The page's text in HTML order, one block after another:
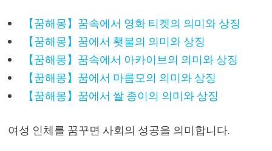
【꿈해몽】꿈속에서 영화 티켓의 의미와 상징
【꿈해몽】꿈에서 횃불의 의미와 상징
【꿈해몽】꿈속에서 아카이브의 의미와 상징
【꿈해몽】꿈에서 마름모의 의미와 상징
【꿈해몽】꿈에서 쌀 종이의 의미와 상징
여성 인체를 꿈꾸면 사회의 성공을 의미합니다.